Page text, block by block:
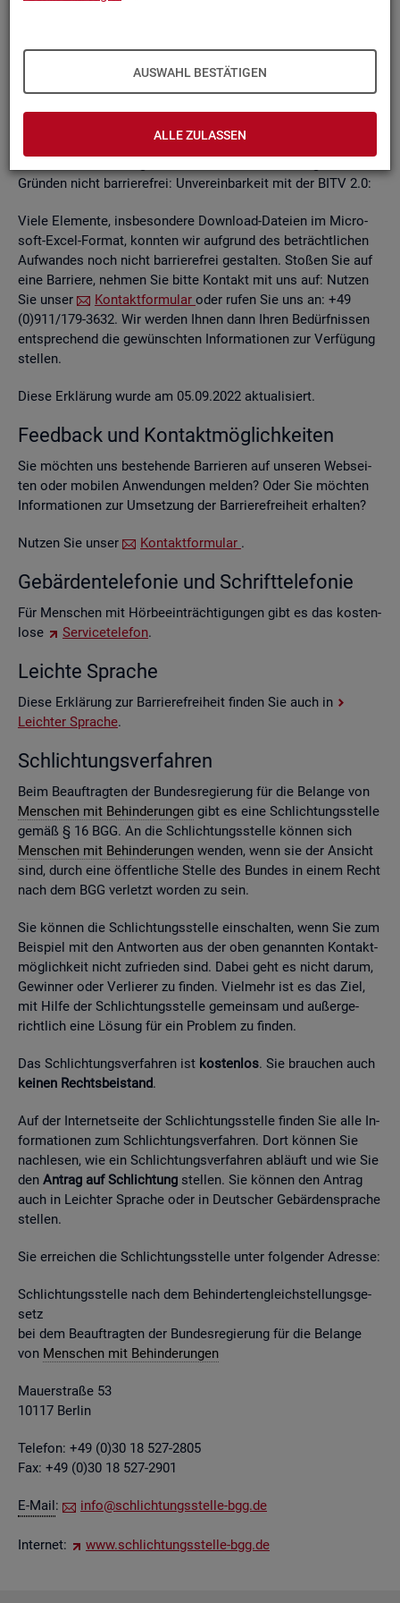
AUSWAHL BESTÄTIGEN
ALLE ZULASSEN
kon­ti­nu­ier­lich durch­ge­führt wer­den.
Die Web­sei­ten sind mit den ge­nann­ten An­for­de­run­gen teil­
Grün­den nicht bar­rie­re­frei: Un­ver­ein­bar­keit mit der BITV 2.0:
Viele Ele­men­te, ins­be­son­de­re Down­load-Da­tei­en im Mi­cro­
soft-Excel-For­mat, konn­ten wir auf­grund des be­trächt­li­chen
Auf­wan­des noch nicht bar­rie­re­frei ge­stal­ten. Sto­ßen Sie auf
eine Bar­rie­re, neh­men Sie bitte Kon­takt mit uns auf: Nut­zen
Sie unser
Kon­takt­for­mu­lar oder rufen Sie uns an: +49
(0)911/179-3632. Wir wer­den Ihnen dann Ihren Be­dürf­nis­sen
ent­spre­chend die ge­wünsch­ten In­for­ma­tio­nen zur Ver­fü­gung
stel­len.
Diese Er­klä­rung wurde am 05.09.2022 ak­tua­li­siert.
Feed­back und Kon­takt­mög­lich­kei­ten
Sie möch­ten uns be­stehen­de Bar­rie­ren auf un­se­ren Web­sei­
ten oder mo­bi­len An­wen­dun­gen mel­den? Oder Sie möch­ten
In­for­ma­tio­nen zur Um­set­zung der Bar­rie­re­frei­heit er­hal­ten?
Nut­zen Sie unser Kon­takt­for­mu­lar .
Ge­bär­den­te­le­fo­nie und Schrift­te­le­fo­nie
Für Men­schen mit Hör­be­ein­träch­ti­gun­gen gibt es das kos­ten­
lo­se
Ser­vice­te­le­fon.
Leich­te Spra­che
Diese Er­klä­rung zur Bar­rie­re­frei­heit fin­den Sie auch in
Leich­ter Spra­che.
Schlich­tungs­ver­fah­ren
Beim Be­auf­trag­ten der Bun­des­re­gie­rung für die Be­lan­ge von
Men­schen mit Be­hin­de­run­gen gibt es eine Schlich­tungs­stel­le
gemäß § 16 BGG. An die Schlich­tungs­stel­le kön­nen sich
Men­schen mit Be­hin­de­run­gen wen­den, wenn sie der An­sicht
sind, durch eine öf­fent­li­che Stel­le des Bun­des in einem Recht
nach dem BGG ver­letzt wor­den zu sein.
Sie kön­nen die Schlich­tungs­stel­le ein­schal­ten, wenn Sie zum
Bei­spiel mit den Ant­wor­ten aus der oben ge­nann­ten Kon­takt­
mög­lich­keit nicht zu­frie­den sind. Dabei geht es nicht darum,
Ge­win­ner oder Ver­lie­rer zu fin­den. Viel­mehr ist es das Ziel,
mit Hilfe der Schlich­tungs­stel­le ge­mein­sam und au­ßer­ge­
richt­lich eine Lö­sung für ein Pro­blem zu fin­den.
Das Schlich­tungs­ver­fah­ren ist kos­ten­los. Sie brau­chen auch
kei­nen Rechts­bei­stand.
Auf der In­ter­net­sei­te der Schlich­tungs­stel­le fin­den Sie alle In­
for­ma­tio­nen zum Schlich­tungs­ver­fah­ren. Dort kön­nen Sie
nach­le­sen, wie ein Schlich­tungs­ver­fah­ren ab­läuft und wie Sie
den An­trag auf Schlich­tung stel­len. Sie kön­nen den An­trag
auch in Leich­ter Spra­che oder in Deut­scher Ge­bär­den­spra­che
stel­len.
Sie er­rei­chen die Schlich­tungs­stel­le unter fol­gen­der Adres­se:
Schlich­tungs­stel­le nach dem Be­hin­der­ten­gleich­stel­lungs­ge­
setz
bei dem Be­auf­trag­ten der Bun­des­re­gie­rung für die Be­lan­ge
von Men­schen mit Be­hin­de­run­gen
Mau­er­stra­ße 53
10117 Ber­lin
Te­le­fon: +49 (0)30 18 527-2805
Fax: +49 (0)30 18 527-2901
E-Mail: info@​sch​lich​tung​sste​lle-​bgg.​de
In­ter­net: www.​sch​lich​tung​sste​lle-​bgg.​de